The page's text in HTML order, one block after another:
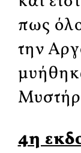
πως
την
4η